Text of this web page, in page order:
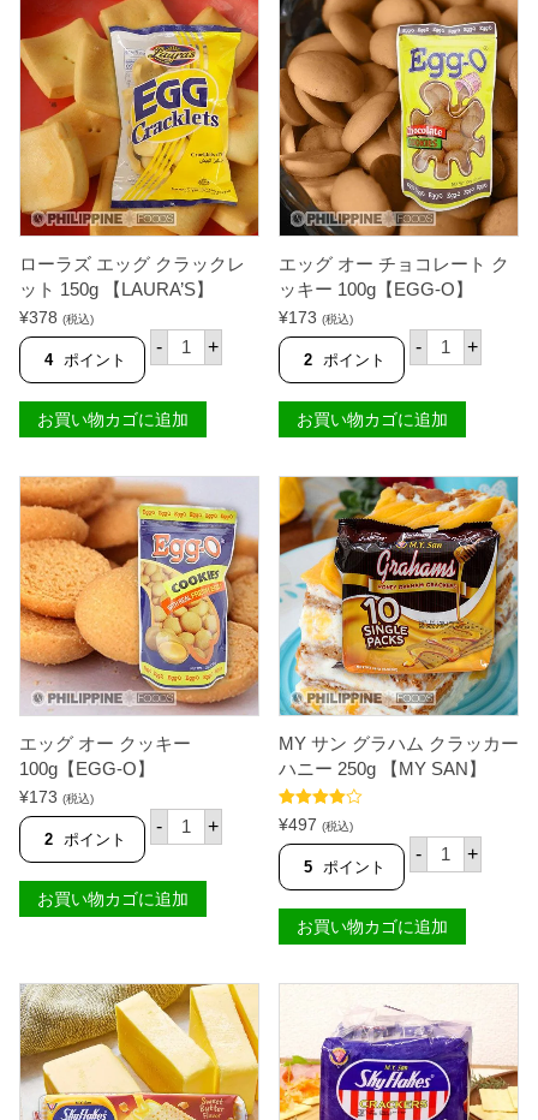
B
A
R
G
U
I
L
L
O
S
】
個
2
で
し
た
。
7
8
で
す
。
ル
キ
ー
リ
ョ
ス
（
バ
ル
キ
ー
ジ
ョ
）
ミ
ル
味
ス
ッ
ク
6
5
g
個
ク
ラ
ッ
カ
ー
ピ
ー
ナ
ッ
ツ
バ
タ
ー
1
5
0
【
F
L
K
E
S
】
個
ローラズ エッグ クラックレ
ット 150g 【LAURA’S】
¥378 (税込)
4 ポイント
- ロ
ー
エ
ッ
ク
ラ
ッ
ク
レ
ッ
ト
1
5
0
g
【
L
A
U
】
+
お買い物カゴに追加
エッグ オー チョコレート ク
ッキー 100g【EGG-O】
¥173 (税込)
2 ポイント
- エ
ッ
ー
チ
コ
レ
ー
ト
ク
ッ
キ
1
0
0
g
【
E
G
G
個
+
お買い物カゴに追加
エッグ オー クッキー
100g【EGG-O】
¥173 (税込)
2 ポイント
- エ
ッ
ー
ク
1
0
0
【
E
G
+
お買い物カゴに追加
MY サン グラハム クラッカー
ハニー 250g 【MY SAN】
5段階中
4.67 の評価
¥497 (税込)
5 ポイント
- M
グ
ラ
ム
ラ
ッ
カ
ー
ハ
ニ
+
お買い物カゴに追加